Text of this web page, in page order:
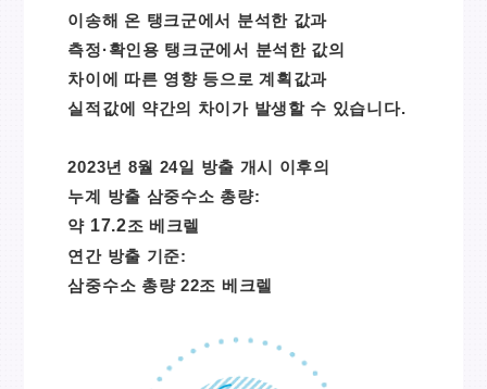
이송해 온 탱크군에서 분석한 값과
측정·확인용 탱크군에서 분석한 값의
차이에 따른 영향 등으로 계획값과
실적값에 약간의 차이가 발생할 수 있습니다.
2023년 8월 24일 방출 개시 이후의
누계 방출 삼중수소 총량:
약 17.2조 베크렐
연간 방출 기준:
삼중수소 총량 22조 베크렐